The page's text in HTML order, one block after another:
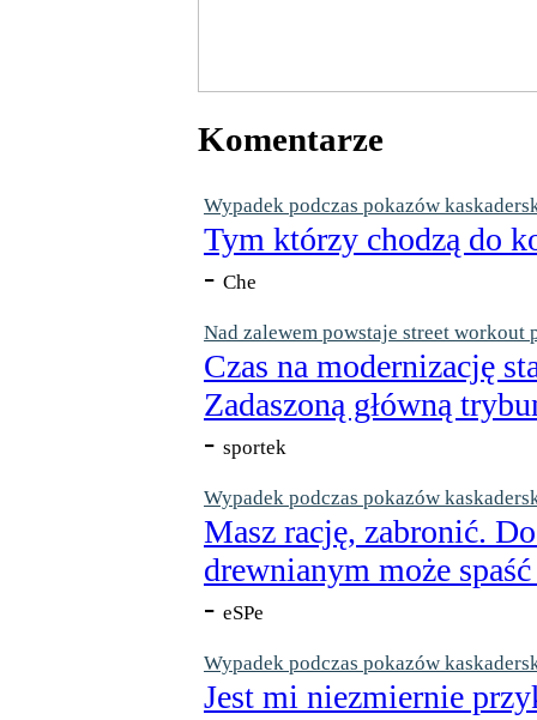
Komentarze
Wypadek podczas pokazów
Tym którzy chodzą do
- Che
Nad zalewem powstaje street workout
Czas na modernizację
Zadaszoną główną
- sportek
Wypadek podczas pokazów
Masz rację, zabronić.
drewnianym może
- eSPe
Wypadek podczas pokazów
Jest mi niezmiernie